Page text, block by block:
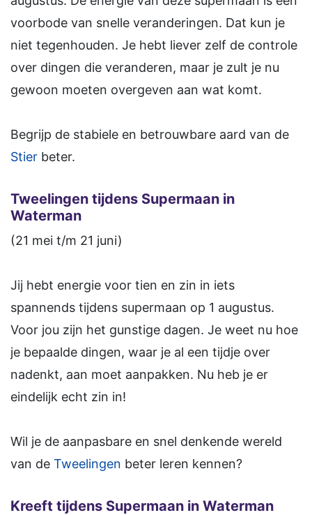
voorbode van snelle veranderingen. Dat kun je
niet tegenhouden. Je hebt liever zelf de controle
over dingen die veranderen, maar je zult je nu
gewoon moeten overgeven aan wat komt.
Begrijp de stabiele en betrouwbare aard van de
Stier beter.
Tweelingen tijdens Supermaan in
Waterman
(21 mei t/m 21 juni)
Jij hebt energie voor tien en zin in iets
spannends tijdens supermaan op 1 augustus.
Voor jou zijn het gunstige dagen. Je weet nu hoe
je bepaalde dingen, waar je al een tijdje over
nadenkt, aan moet aanpakken. Nu heb je er
eindelijk echt zin in!
Wil je de aanpasbare en snel denkende wereld
van de Tweelingen beter leren kennen?
Kreeft tijdens Supermaan in Waterman